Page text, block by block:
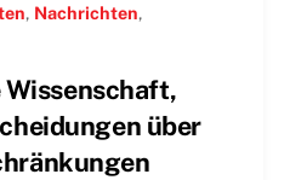
, Nachrichten,
über